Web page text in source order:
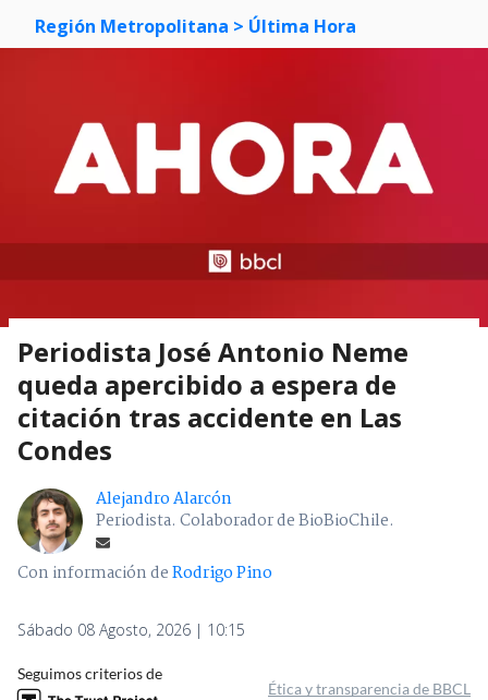
Región Metropolitana > Última Hora
Periodista José Antonio Neme
queda apercibido a espera de
citación tras accidente en Las
Condes
Alejandro Alarcón
Periodista. Colaborador de BioBioChile.
Con información deRodrigo Pino
Sábado 08 Agosto, 2026 | 10:15
Seguimos criterios de
Ética y transparencia de BBCL